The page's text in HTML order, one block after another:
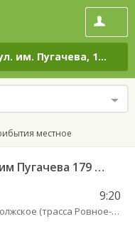
Саратов АВ Центральный (ул. им. Пугачева, 179 А)
местное
Саратов АВ Центральный ул им Пугачева 179 А — Старая Полтавка
9:20
Приволжское (трасса Ровное-Старая Полтавка)